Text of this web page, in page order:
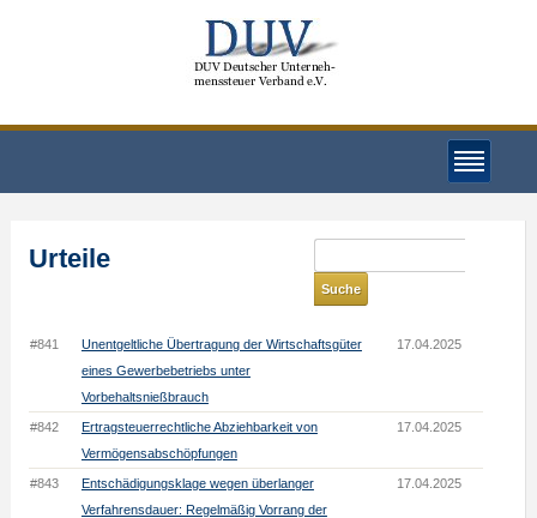
Urteile
#841
Unentgeltliche Übertragung der Wirtschaftsgüter
eines Gewerbebetriebs unter
Vorbehaltsnießbrauch
17.04.2025
#842
Ertragsteuerrechtliche Abziehbarkeit von
Vermögensabschöpfungen
17.04.2025
#843
Entschädigungsklage wegen überlanger
Verfahrensdauer: Regelmäßig Vorrang der
17.04.2025